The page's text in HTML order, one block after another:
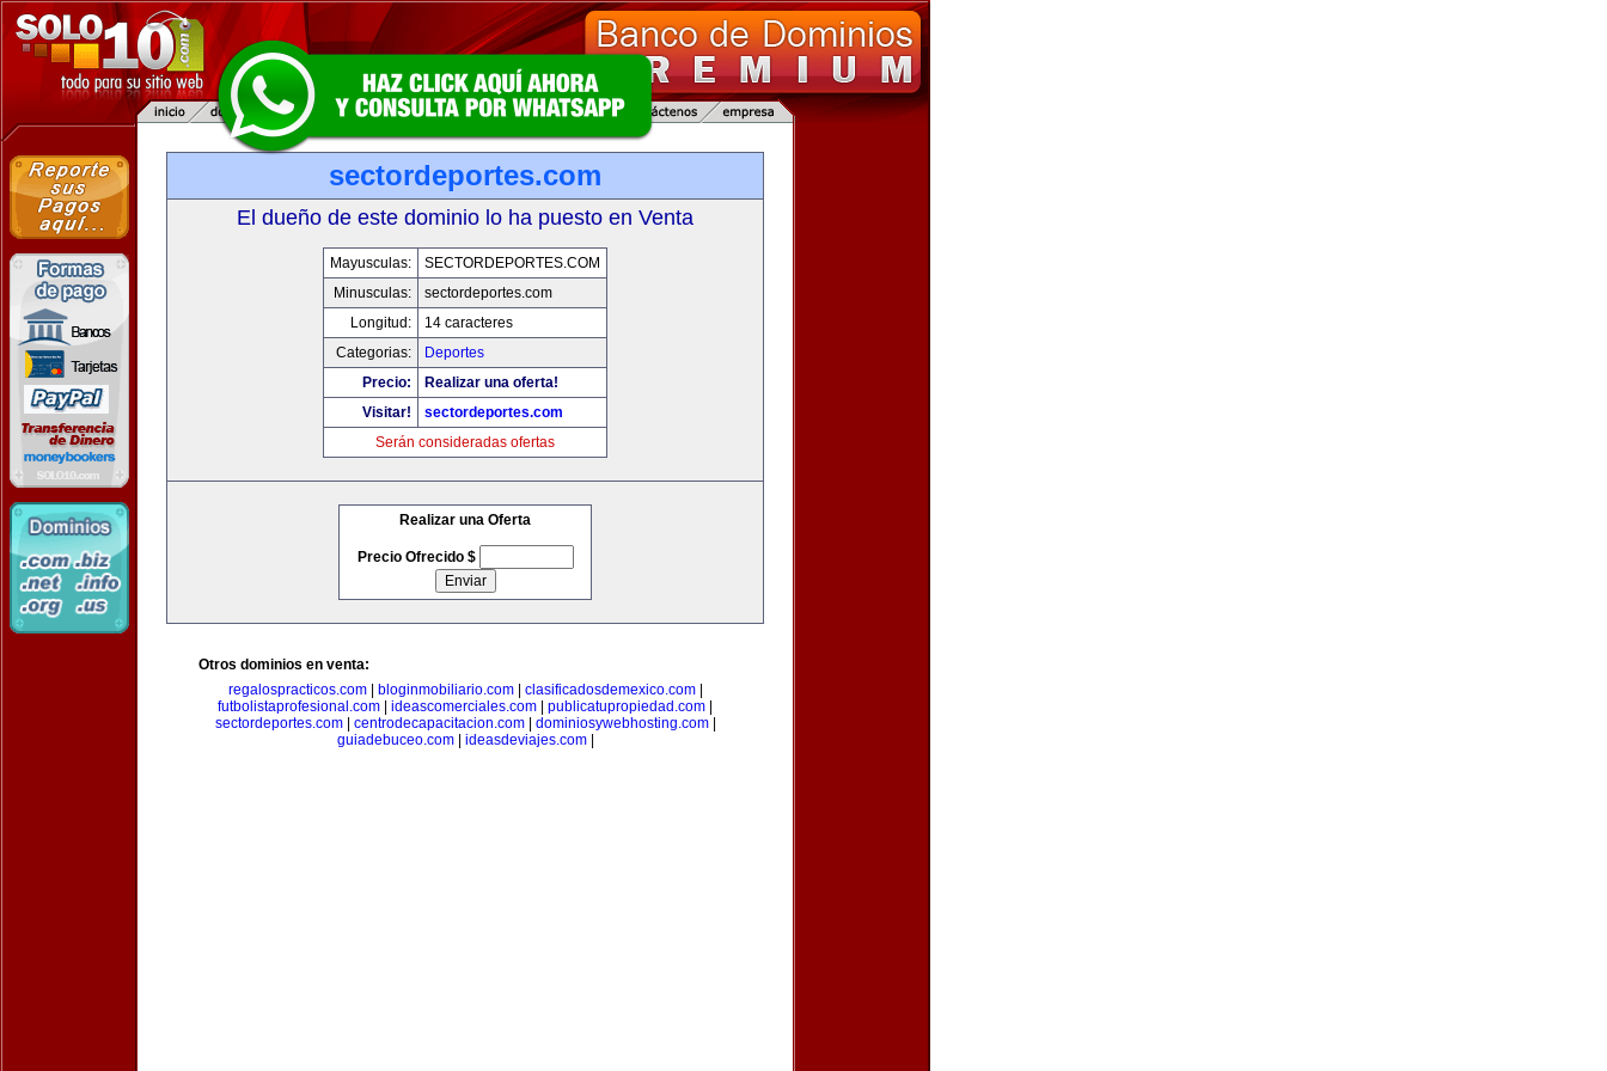
sectordeportes.com
El dueño de este dominio lo ha puesto en Venta
Mayusculas:
SECTORDEPORTES.COM
Minusculas:
sectordeportes.com
Longitud:
14 caracteres
Categorias:
Deportes
Precio:
Realizar una oferta!
Visitar!
sectordeportes.com
Serán consideradas ofertas
Realizar una Oferta
Precio Ofrecido $
Otros dominios en venta:
regalospracticos.com| bloginmobiliario.com| clasificadosdemexico.com|
futbolistaprofesional.com
ideascomerciales.com publicatupropiedad.com
sectordeportes.com| centrodecapacitacion.com| dominiosywebhosting.com|
guiadebuceo.com| ideasdeviajes.com|